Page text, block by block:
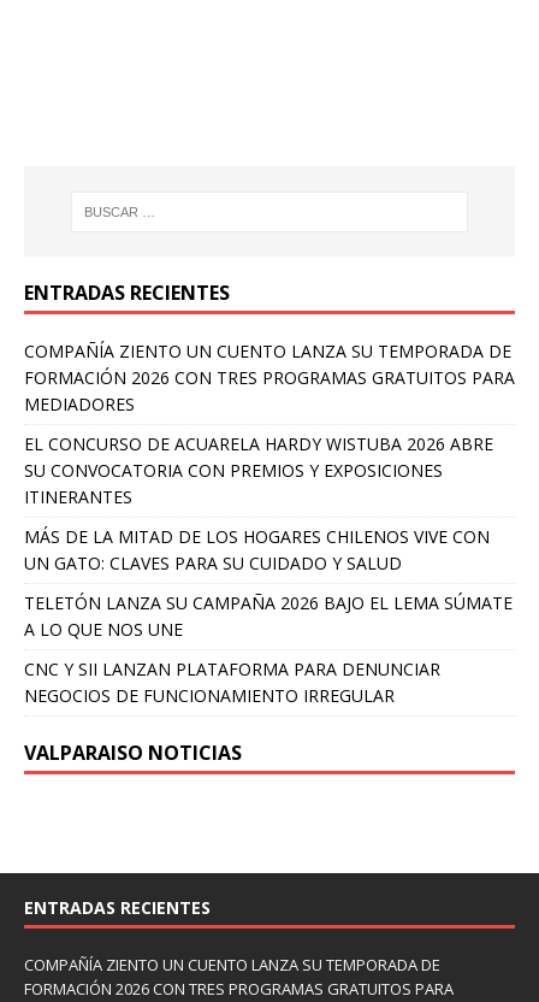
ENTRADAS RECIENTES
COMPAÑÍA ZIENTO UN CUENTO LANZA SU TEMPORADA DE
FORMACIÓN 2026 CON TRES PROGRAMAS GRATUITOS PARA
MEDIADORES
EL CONCURSO DE ACUARELA HARDY WISTUBA 2026 ABRE
SU CONVOCATORIA CON PREMIOS Y EXPOSICIONES
ITINERANTES
MÁS DE LA MITAD DE LOS HOGARES CHILENOS VIVE CON
UN GATO: CLAVES PARA SU CUIDADO Y SALUD
TELETÓN LANZA SU CAMPAÑA 2026 BAJO EL LEMA SÚMATE
A LO QUE NOS UNE
CNC Y SII LANZAN PLATAFORMA PARA DENUNCIAR
NEGOCIOS DE FUNCIONAMIENTO IRREGULAR
VALPARAISO NOTICIAS
ENTRADAS RECIENTES
COMPAÑÍA ZIENTO UN CUENTO LANZA SU TEMPORADA DE
FORMACIÓN 2026 CON TRES PROGRAMAS GRATUITOS PARA